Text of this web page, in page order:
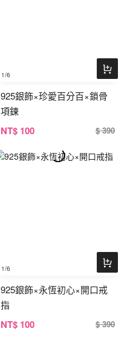
1/6
925銀飾×珍愛百分百×鎖骨
項鍊
NT$ 100 $ 390
1/6
925銀飾×永恆初心×開口戒
指
NT$ 100 $ 390